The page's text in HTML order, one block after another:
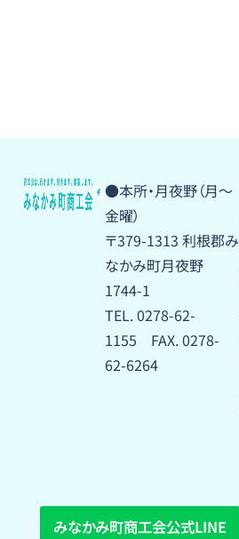
●本所・月夜野（月〜
金曜）
〒379-1313 利根郡み
なかみ町月夜野
1744-1
TEL. 0278-62-
1155 FAX. 0278-
62-6264
みなかみ町商工会公式LINE